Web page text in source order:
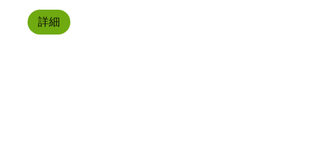
詳細